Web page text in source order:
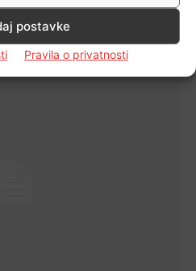
postavke
Pravila o privatnosti